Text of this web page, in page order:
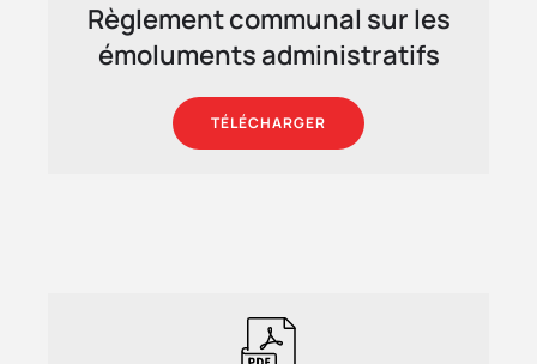
Règlement communal sur les
émoluments administratifs
TÉLÉCHARGER